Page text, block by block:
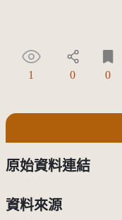
1 0 0
原始資料連結
資料來源